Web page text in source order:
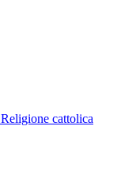
cattolica